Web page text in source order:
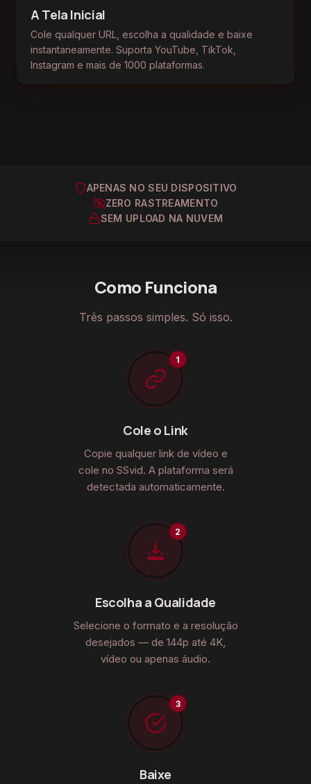
A Tela Inicial
Cole qualquer URL, escolha a qualidade e baixe
instantaneamente. Suporta YouTube, TikTok,
Instagram e mais de 1000 plataformas.
Sua Biblioteca
Player Integrado
APENAS NO SEU DISPOSITIVO
ZERO RASTREAMENTO
SEM UPLOAD NA NUVEM
Como Funciona
Três passos simples. Só isso.
Cole o Link
Copie qualquer link de vídeo e
cole no SSvid. A plataforma será
detectada automaticamente.
Escolha a Qualidade
Selecione o formato e a resolução
desejados — de 144p até 4K,
vídeo ou apenas áudio.
Baixe